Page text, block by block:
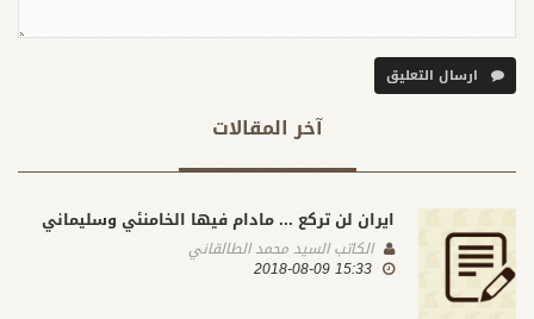
ارسال التعليق
آخر المقالات
ايران لن تركع ... مادام فيها الخامنئي وسليماني
الكاتبالسيد محمد الطالقاني
15:33 2018-08-09